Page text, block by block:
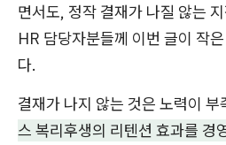
면서도, 정작 결재가 나질 않는
HR 담당자분들께 이번 글이 작
다.
결재가 나지 않는 것은 노력이 부
스 복리후생의 리텐션 효과를 경